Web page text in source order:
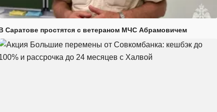
Саратове простятся с ветераном МЧС Абрамовичем